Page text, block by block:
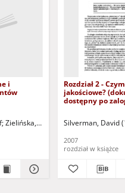
i
Zielińska, Maria - red. Szaban,
Rozdział 2 -
jakościowe?
dostępny po
Silverman, David
2007
rozdział w książce